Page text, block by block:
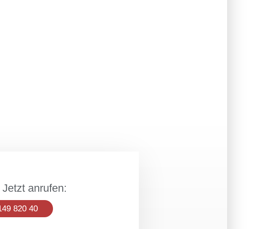
Jetzt anrufen:
820 40